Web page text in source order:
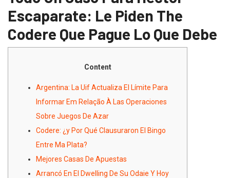
Escaparate: Le Piden The
Codere Que Pague Lo Que Debe
Content
Argentina: La Uif Actualiza El Límite Para
Informar Em Relação À Las Operaciones
Sobre Juegos De Azar
Codere: ¿y Por Qué Clausuraron El Bingo
Entre Ma Plata?
Mejores Casas De Apuestas
Arrancó En El Dwelling De Su Odaie Y Hoy